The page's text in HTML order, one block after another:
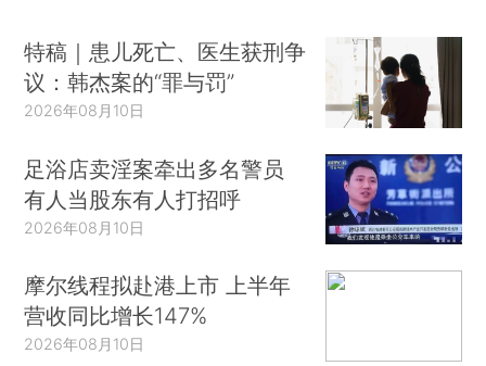
特稿｜患儿死亡、医生获刑争
议：韩杰案的“罪与罚”
2026年08月10日
足浴店卖淫案牵出多名警员
有人当股东有人打招呼
2026年08月10日
摩尔线程拟赴港上市 上半年
营收同比增长147%
2026年08月10日